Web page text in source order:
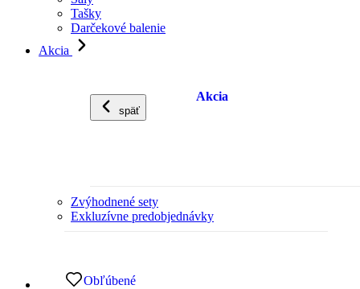
Tašky
Darčekové balenie
Akcia
späť
Akcia
Zvýhodnené sety
Exkluzívne predobjednávky
Obľúbené